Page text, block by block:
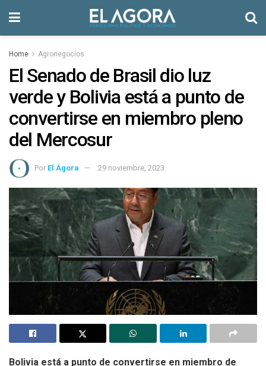
Home Agronegocios
El Senado de Brasil dio luz
verde y Bolivia está a punto de
convertirse en miembro pleno
del Mercosur
Por El Ágora 29 noviembre, 2023
Bolivia está a punto de convertirse en miembro de